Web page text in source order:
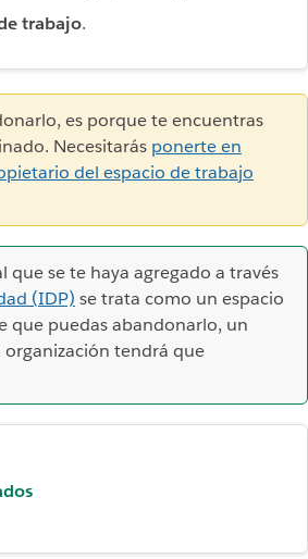
trabajo.
es porque te encuentras
Necesitarás ponerte en
del espacio de trabajo
se te haya agregado a través
(IDP) se trata como un espacio
que puedas abandonarlo, un
tendrá que